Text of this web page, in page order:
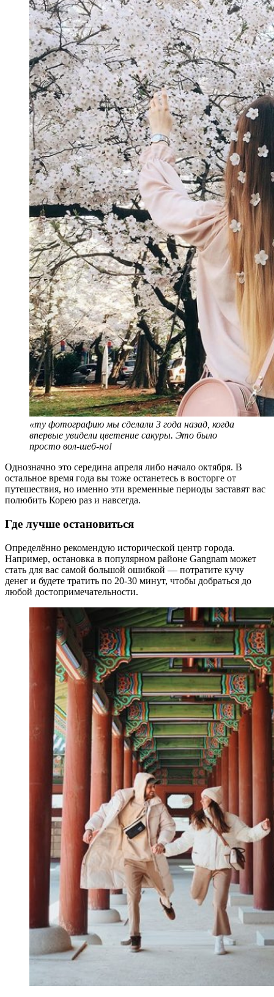
«ту фотографию мы сделали 3 года назад, когда
впервые увидели цветение сакуры. Это было
просто вол-шеб-но!
Однозначно это середина апреля либо начало октября. В
остальное время года вы тоже останетесь в восторге от
путешествия, но именно эти временные периоды заставят вас
полюбить Корею раз и навсегда.
Где лучше остановиться
Определённо рекомендую исторической центр города.
Например, остановка в популярном районе Gangnam может
стать для вас самой большой ошибкой — потратите кучу
денег и будете тратить по 20-30 минут, чтобы добраться до
любой достопримечательности.